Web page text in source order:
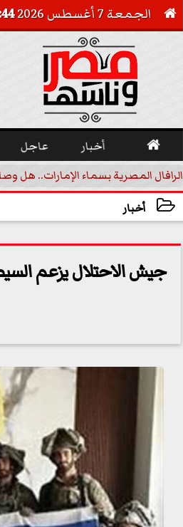
 الجمعة 7 أغسطس 2026
 أخبار عاجل
الرافال المصرية بسماء الإمارات..
أخبار
جيش الاحتلال يزعم